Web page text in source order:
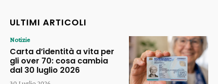
ULTIMI ARTICOLI
Notizie
Carta d’identità a vita per
gli over 70: cosa cambia
dal 30 luglio 2026